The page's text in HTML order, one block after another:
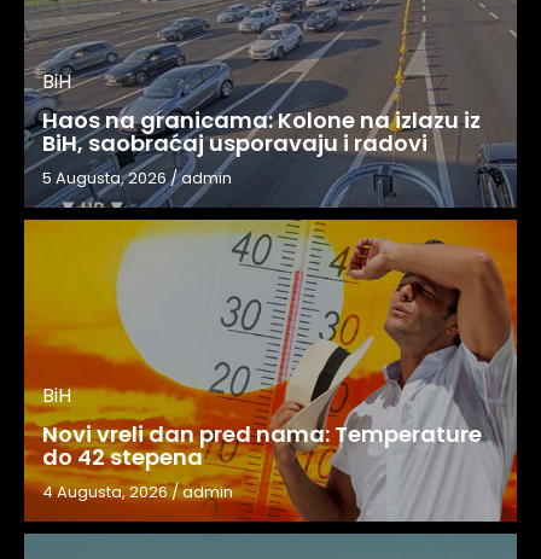
BiH
Haos na granicama: Kolone na izlazu iz
BiH, saobraćaj usporavaju i radovi
5 Augusta, 2026/admin
BiH
Novi vreli dan pred nama: Temperature
do 42 stepena
4 Augusta, 2026/admin